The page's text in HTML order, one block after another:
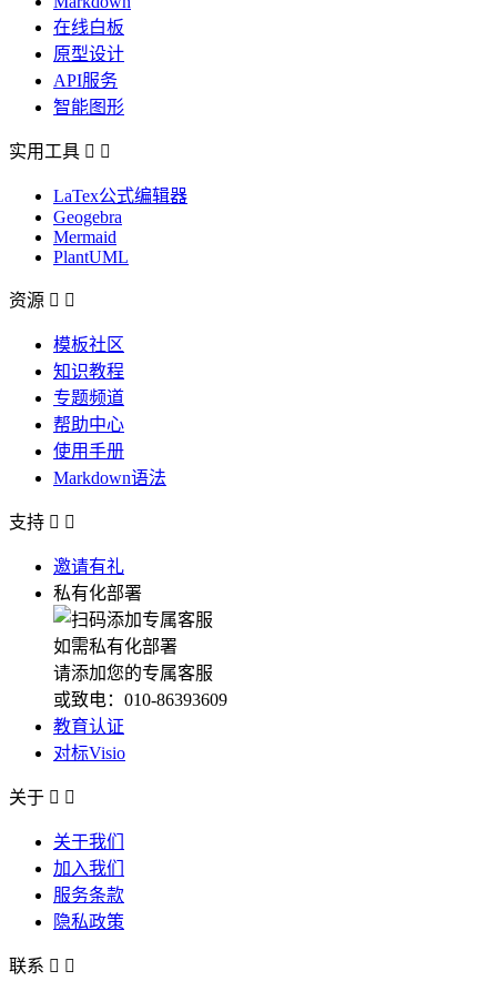
在线白板
原型设计
API服务
智能图形
实用工具  
LaTex公式编辑器
Geogebra
Mermaid
PlantUML
资源  
模板社区
知识教程
专题频道
帮助中心
使用手册
Markdown语法
支持  
邀请有礼
私有化部署
如需私有化部署
请添加您的专属客服
或致电：010-86393609
教育认证
对标Visio
关于  
关于我们
加入我们
服务条款
隐私政策
联系  